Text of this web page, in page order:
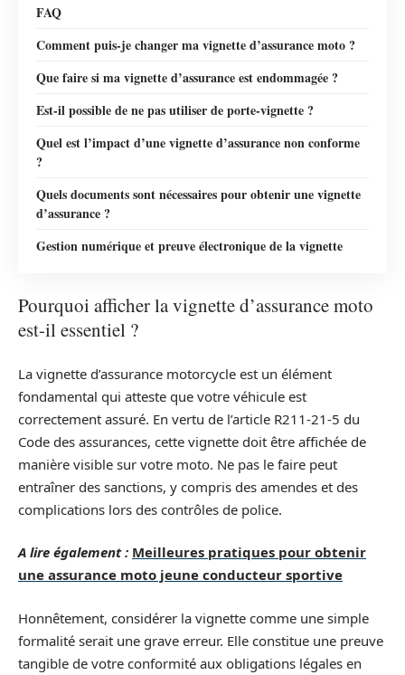
FAQ
Comment puis-je changer ma vignette d’assurance moto ?
Que faire si ma vignette d’assurance est endommagée ?
Est-il possible de ne pas utiliser de porte-vignette ?
Quel est l’impact d’une vignette d’assurance non conforme
?
Quels documents sont nécessaires pour obtenir une vignette
d’assurance ?
Gestion numérique et preuve électronique de la vignette
Pourquoi afficher la vignette d’assurance moto
est-il essentiel ?
La vignette d’assurance motorcycle est un élément
fondamental qui atteste que votre véhicule est
correctement assuré. En vertu de l’article R211-21-5 du
Code des assurances, cette vignette doit être affichée de
manière visible sur votre moto. Ne pas le faire peut
entraîner des sanctions, y compris des amendes et des
complications lors des contrôles de police.
A lire également : Meilleures pratiques pour obtenir
une assurance moto jeune conducteur sportive
Honnêtement, considérer la vignette comme une simple
formalité serait une grave erreur. Elle constitue une preuve
tangible de votre conformité aux obligations légales en